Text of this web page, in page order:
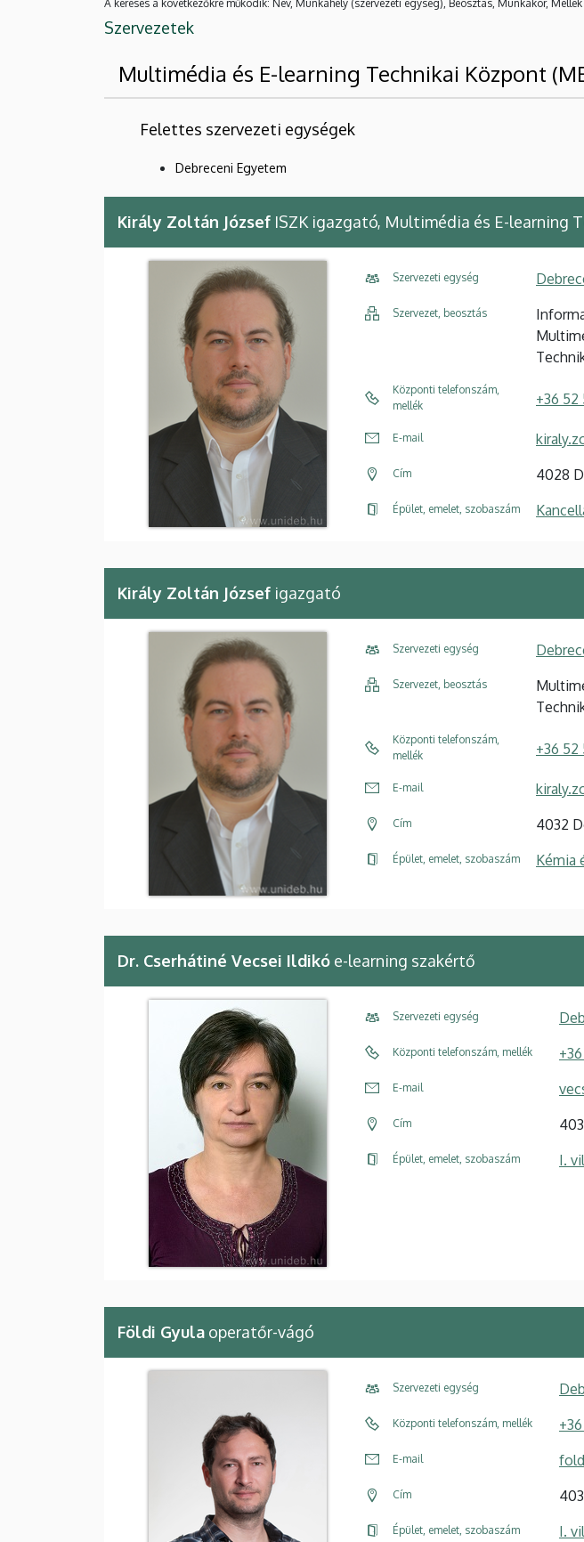
A keresés a következőkre működik: Név, Munkahely (szervezeti egység), Beosztás, Munkakör, Mellék
Szervezetek
Multimédia és E-learning Technikai Központ
Felettes szervezeti egységek
Debreceni Egyetem
Király Zoltán József ISZK igazgató, Multimédia és E-learning
Szervezeti egység
Szervezet, beosztás
Központi telefonszám,
mellék
+36 52
E-mail
Cím 4028
Épület, emelet, szobaszám
Király Zoltán József igazgató
Szervezeti egység
Szervezet, beosztás
Központi telefonszám,
mellék
+36 52
E-mail
Cím 4032
Épület, emelet, szobaszám Kémia
Dr. Cserhátiné Vecsei Ildikó e-learning szakértő
Szervezeti egység
Központi telefonszám, mellék
E-mail
Cím
Épület, emelet, szobaszám I.
Földi Gyula operatőr-vágó
Szervezeti egység
Központi telefonszám, mellék
E-mail
Cím
Épület, emelet, szobaszám I.